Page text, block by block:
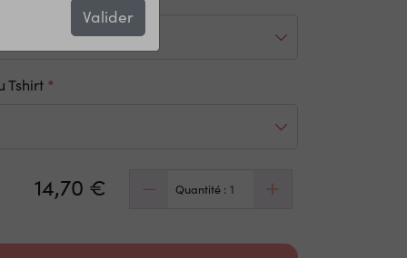
Valider
Tshirt
14,70 € Quantité :